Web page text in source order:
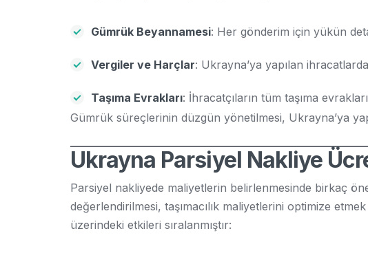
Gümrük Beyannamesi: Her gönderim için yükün
Vergiler ve Harçlar: Ukrayna’ya yapılan
Taşıma Evrakları: İhracatçıların tüm taşıma
Gümrük süreçlerinin düzgün yönetilmesi, Ukrayna’ya
Ukrayna Parsiyel Nakliye
Parsiyel nakliyede maliyetlerin belirlenmesinde birkaç
değerlendirilmesi, taşımacılık maliyetlerini optimize
üzerindeki etkileri sıralanmıştır: